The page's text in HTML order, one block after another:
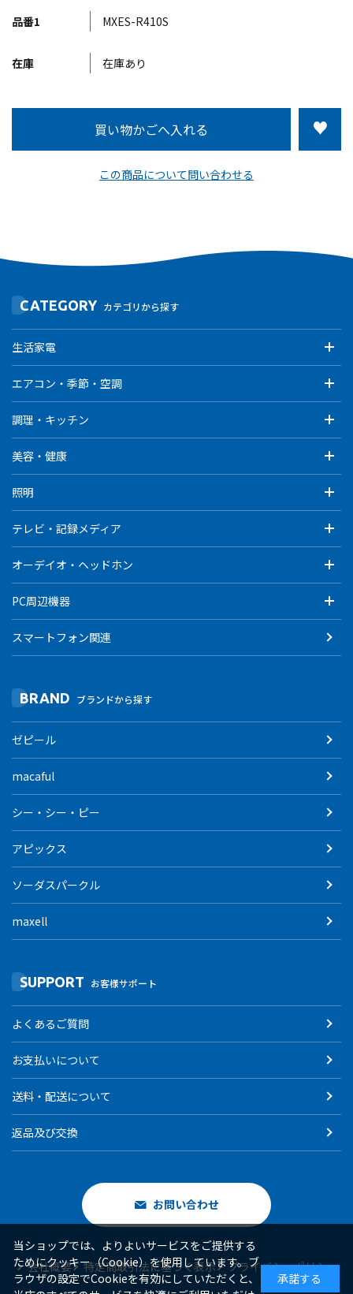
品番1 MXES-R410S
在庫 在庫あり
この商品について問い合わせる
CATEGORY カテゴリから探す
生活家電
エアコン・季節・空調
調理・キッチン
美容・健康
照明
テレビ・記録メディア
オーデイオ・ヘッドホン
PC周辺機器
スマートフォン関連
BRAND ブランドから探す
ゼピール
macaful
シー・シー・ピー
アピックス
ソーダスパークル
maxell
SUPPORT お客様サポート
よくあるご質問
お支払いについて
送料・配送について
返品及び交換
お問い合わせ
会社概要 特定商取引法に基づく表示 プライバシーポリシー
当ショップでは、よりよいサービスをご提供する
ためにクッキー（Cookie）を使用しています。ブ
ラウザの設定でCookieを有効にしていただくと、
承諾する